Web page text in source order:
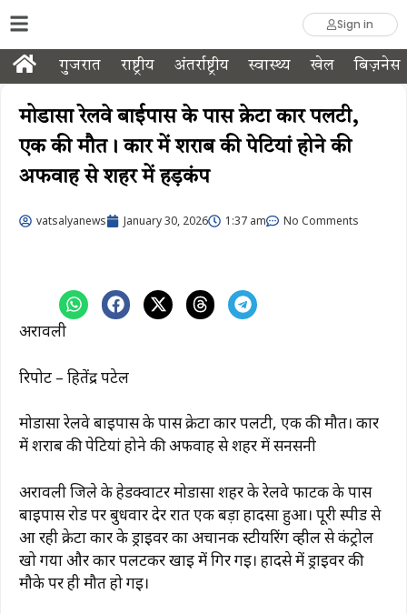
Sign in
गुजरात राष्ट्रीय अंतर्राष्ट्रीय स्वास्थ्य खेल बिज़नेस
मोडासा रेलवे बाईपास के पास क्रेटा कार पलटी,
एक की मौत। कार में शराब की पेटियां होने की
अफवाह से शहर में हड़कंप
vatsalyanews January 30, 2026 1:37 am No Comments
अरावली
रिपोर्ट – हितेंद्र पटेल
मोडासा रेलवे बाईपास के पास क्रेटा कार पलटी, एक की मौत। कार
में शराब की पेटियां होने की अफवाह से शहर में सनसनी
अरावली जिले के हेडक्वार्टर मोडासा शहर के रेलवे फाटक के पास
बाईपास रोड पर बुधवार देर रात एक बड़ा हादसा हुआ। पूरी स्पीड से
आ रही क्रेटा कार के ड्राइवर का अचानक स्टीयरिंग व्हील से कंट्रोल
खो गया और कार पलटकर खाई में गिर गई। हादसे में ड्राइवर की
मौके पर ही मौत हो गई।